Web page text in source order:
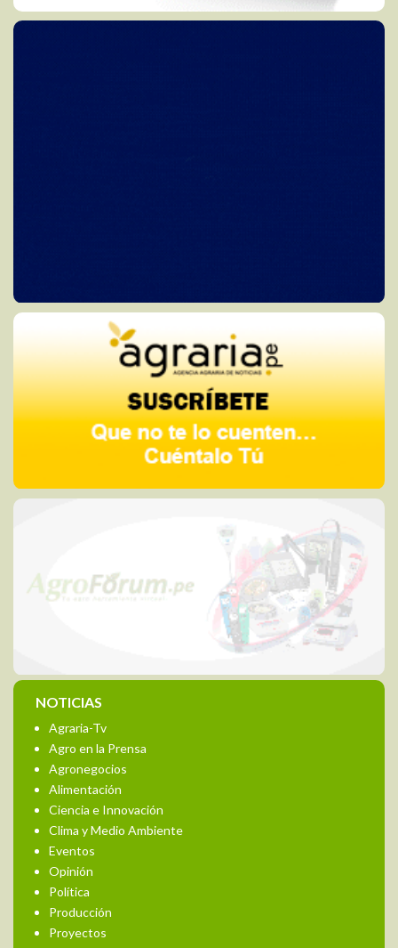
NOTICIAS
Agraria-Tv
Agro en la Prensa
Agronegocios
Alimentación
Ciencia e Innovación
Clima y Medio Ambiente
Eventos
Opinión
Política
Producción
Proyectos